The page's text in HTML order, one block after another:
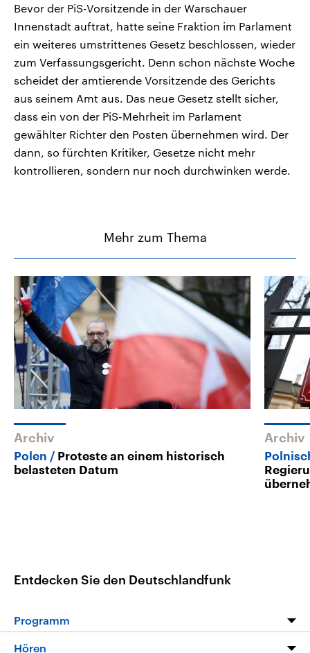
Bevor der PiS-Vorsitzende in der Warschauer
Innenstadt auftrat, hatte seine Fraktion im Parlament
ein weiteres umstrittenes Gesetz beschlossen, wieder
zum Verfassungsgericht. Denn schon nächste Woche
scheidet der amtierende Vorsitzende des Gerichts
aus seinem Amt aus. Das neue Gesetz stellt sicher,
dass ein von der PiS-Mehrheit im Parlament
gewählter Richter den Posten übernehmen wird. Der
dann, so fürchten Kritiker, Gesetze nicht mehr
kontrollieren, sondern nur noch durchwinken werde.
Mehr zum Thema
Archiv
Polen
Proteste an einem historisch
belasteten Datum
Archiv
Entdecken Sie den Deutschlandfunk
Programm
Hören